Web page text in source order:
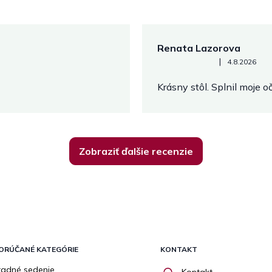
Renata Lazorova
Hodnotenie obchodu je 5 z
| 4.8.2026
Krásny stôl. Splnil moje
Zobraziť ďalšie recenzie
KATEGÓRIE
sedenie
KONTAKT